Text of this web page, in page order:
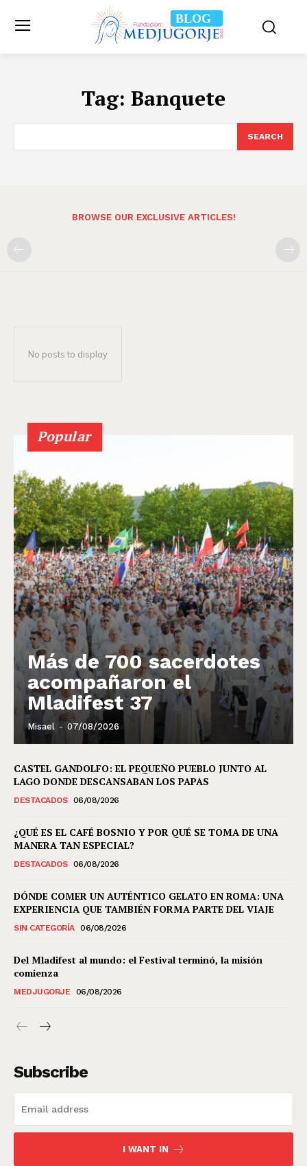
BLOG
Tag: Banquete
SEARCH
BROWSE OUR EXCLUSIVE ARTICLES!
No posts to display
Popular
Más de 700 sacerdotes
acompañaron el
Mladifest 37
Misael - 07/08/2026
CASTEL GANDOLFO: EL PEQUEÑO PUEBLO JUNTO AL
LAGO DONDE DESCANSABAN LOS PAPAS
DESTACADOS 06/08/2026
¿QUÉ ES EL CAFÉ BOSNIO Y POR QUÉ SE TOMA DE UNA
MANERA TAN ESPECIAL?
DESTACADOS 06/08/2026
DÓNDE COMER UN AUTÉNTICO GELATO EN ROMA: UNA
EXPERIENCIA QUE TAMBIÉN FORMA PARTE DEL VIAJE
SIN CATEGORÍA 06/08/2026
Del Mladifest al mundo: el Festival terminó, la misión
comienza
MEDJUGORJE 06/08/2026
Subscribe
I WANT IN